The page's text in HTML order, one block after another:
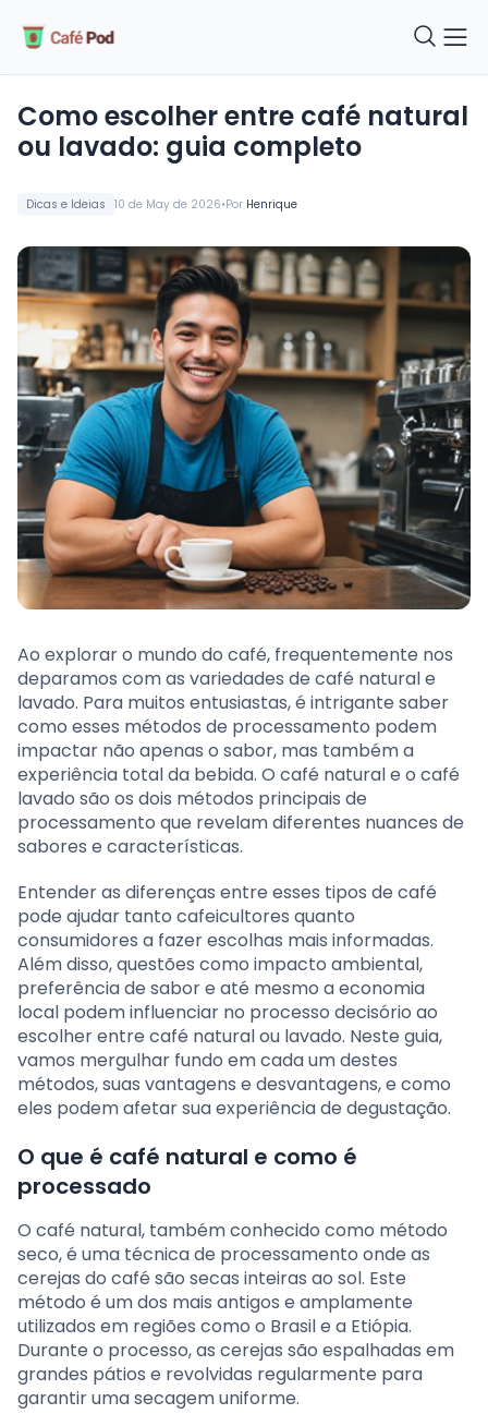
Dicas e Ideias 10 de May de 2026•Por Henrique
Como escolher entre café natural
ou lavado: guia completo
Ao explorar o mundo do café, frequentemente nos
deparamos com as variedades de café natural e
lavado. Para muitos entusiastas, é intrigante saber
como esses métodos de processamento podem
impactar não apenas o sabor, mas também a
experiência total da bebida. O café natural e o café
lavado são os dois métodos principais de
processamento que revelam diferentes nuances de
sabores e características.
Entender as diferenças entre esses tipos de café
pode ajudar tanto cafeicultores quanto
consumidores a fazer escolhas mais informadas.
Além disso, questões como impacto ambiental,
preferência de sabor e até mesmo a economia
local podem influenciar no processo decisório ao
escolher entre café natural ou lavado. Neste guia,
vamos mergulhar fundo em cada um destes
métodos, suas vantagens e desvantagens, e como
eles podem afetar sua experiência de degustação.
O que é café natural e como é
processado
O café natural, também conhecido como método
seco, é uma técnica de processamento onde as
cerejas do café são secas inteiras ao sol. Este
método é um dos mais antigos e amplamente
utilizados em regiões como o Brasil e a Etiópia.
Durante o processo, as cerejas são espalhadas em
grandes pátios e revolvidas regularmente para
garantir uma secagem uniforme.